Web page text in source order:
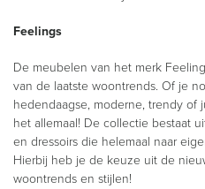
Feelings
De meubelen van het merk
van de laatste woontrends. Of je
hedendaagse, moderne, trendy of
het allemaal! De collectie bestaat
en dressoirs die helemaal naar
Hierbij heb je de keuze uit de
woontrends en stijlen!